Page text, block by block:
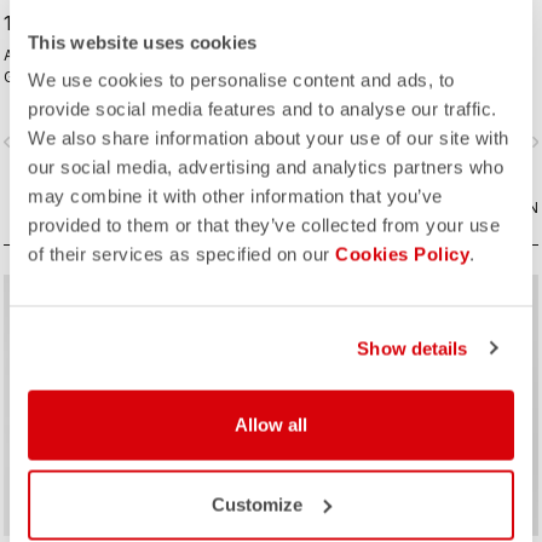
This website uses cookies
We use cookies to personalise content and ads, to
provide social media features and to analyse our traffic.
We also share information about your use of our site with
our social media, advertising and analytics partners who
may combine it with other information that you’ve
provided to them or that they’ve collected from your use
of their services as specified on our Cookies Policy.
Show details
Allow all
Customize
189,00 CHF
Alles, was Sie für die längsten
Gravel-Touren benötigen.
Unschlagbarer Tragekomfort und
extra Stauraum.
navigate_next
VERGLEICHEN
Lieblings-Espresso-Outfits.
navigate_before
VERGLEICHEN